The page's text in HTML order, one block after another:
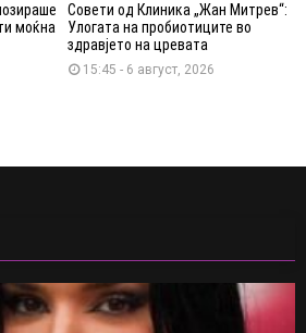
моќна
Совети од Клиника „Жан Митрев“:
Улогата на пробиотиците во
здравјето на цревата
15:45 - 6 август, 2026